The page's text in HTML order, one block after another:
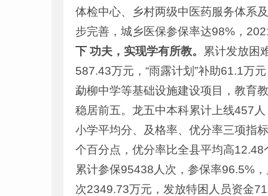
体检中心、乡村两级中医药服务体系
步完善，城乡医保参保率达98%，
下 功夫，实现学有所教。 累计发放困
587.43万元，“雨露计划”补助61.1万
勐柳中学等基础设施建设项目，教育
稳居前五。龙五中本科累计上线457
小学平均分、及格率、优分率三项指
个百分点，优分率比全县平均高
累计参保95438人次，参保率96.5%
次2349.73万元，发放特困人员资金